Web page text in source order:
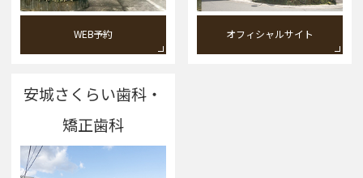
WEB予約 オフィシャルサイト
安城さくらい歯科・
矯正歯科